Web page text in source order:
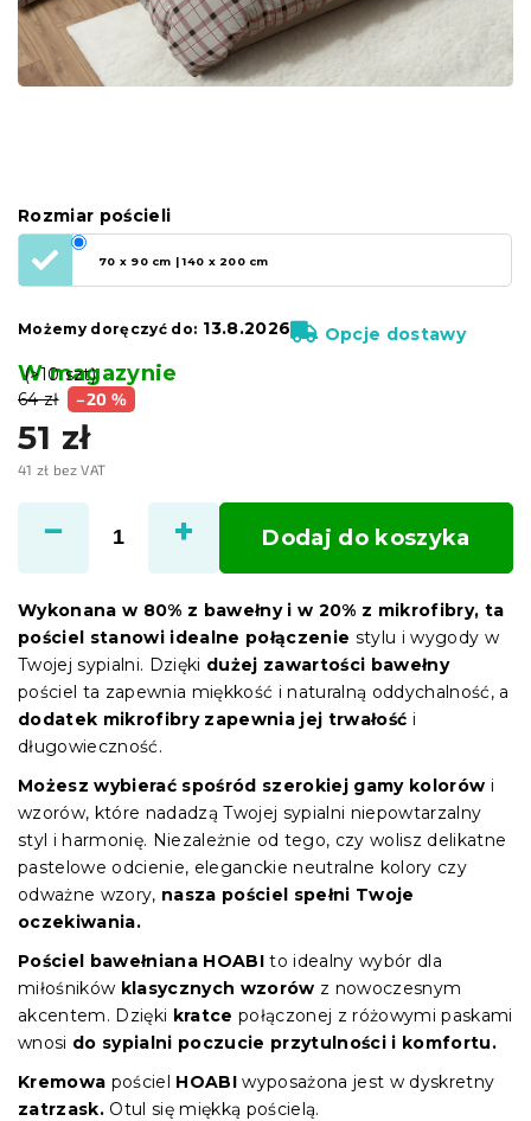
64 zł –20 %
51 zł
41 zł bez VAT
jednostkowa:
W magazynie
(>10 szt)
Rozmiar pościeli
70 x 90 cm | 140 x 200 cm
Możemy doręczyć do: 13.8.2026 Opcje dostawy
Dodaj do koszyka
Wykonana w 80% z bawełny i w 20% z mikrofibry, ta
pościel stanowi idealne połączenie stylu i wygody w
Twojej sypialni. Dzięki dużej zawartości bawełny
pościel ta zapewnia miękkość i naturalną oddychalność, a
dodatek mikrofibry zapewnia jej trwałość i
długowieczność.
Możesz wybierać spośród szerokiej gamy kolorów i
wzorów, które nadadzą Twojej sypialni niepowtarzalny
styl i harmonię. Niezależnie od tego, czy wolisz delikatne
pastelowe odcienie, eleganckie neutralne kolory czy
odważne wzory, nasza pościel spełni Twoje
oczekiwania.
Pościel bawełniana HOABI to idealny wybór dla
miłośników klasycznych wzorów z nowoczesnym
akcentem. Dzięki kratce połączonej z różowymi paskami
wnosi do sypialni poczucie przytulności i komfortu.
Kremowa pościel HOABI wyposażona jest w dyskretny
zatrzask. Otul się miękką pościelą.